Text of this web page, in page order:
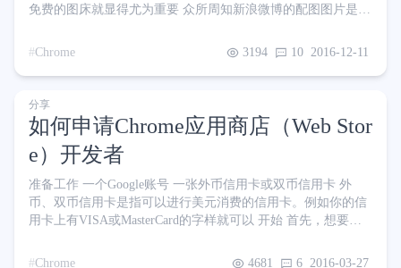
免费的图床就显得尤为重要 众所周知新浪微博的配图图片是允
图床再好不过了 但按照常规方式，必须要到新浪微博页面里上
Chrome浏览器的扩展，拖曳图片即可上传并获取外链，十分方
便 下载地址 & 项目首页 注：不是我写的，且找不到作者。只
好附上项目首页了 最近又发现了一个新扩展，功能更丰富一
些。
Chrome 3194 10 2016-12-11
分享
如何申请Chrome应用商店（Web Stor
e）开发者
准备工作 一个Google账号 一张外币信用卡或双币信用卡 外
币、双币信用卡是指可以进行美元消费的信用卡。例如你的信
用卡上有VISA或MasterCard的字样就可以 开始 首先，想要在
证 点击进入开发者信息中心 什么？打不开？别问我我也不知
Chrome 4681 6 2016-03-27